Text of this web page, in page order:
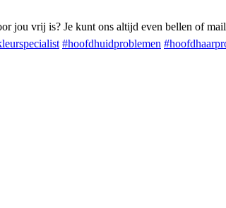
jou vrij is? Je kunt ons altijd even bellen of
#hoofdhuidproblemen